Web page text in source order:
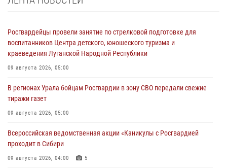
Росгвардейцы провели занятие по стрелковой подготовке для
воспитанников Центра детского, юношеского туризма и
краеведения Луганской Народной Республики
09 августа 2026, 05:00
В регионах Урала бойцам Росгвардии в зону СВО передали свежие
тиражи газет
09 августа 2026, 05:00
Всероссийская ведомственная акции «Каникулы с Росгвардией
проходит в Сибири
09 августа 2026, 04:00 5